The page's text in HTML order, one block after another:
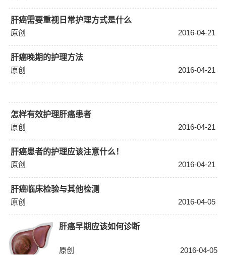
肝癌需要重视日常护理方式是什么
原创
2016-04-21
肝癌晚期的护理方法
原创
2016-04-21
怎样有效护理肝癌患者
原创
2016-04-21
肝癌患者的护理应该注意什么！
原创
2016-04-21
肝癌临床检验与其他检测
原创
2016-04-05
肝癌早期应该如何诊断
原创 2016-04-05